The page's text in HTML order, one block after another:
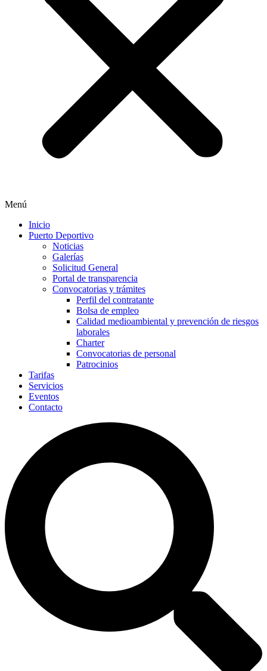
Menú
Inicio
Puerto Deportivo
Noticias
Galerías
Solicitud General
Portal de transparencia
Convocatorias y trámites
Perfil del contratante
Bolsa de empleo
Calidad medioambiental y prevención de riesgos
laborales
Charter
Convocatorias de personal
Patrocinios
Tarifas
Servicios
Eventos
Contacto